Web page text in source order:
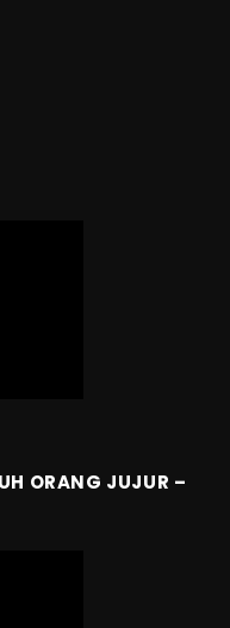
ORANG JUJUR –